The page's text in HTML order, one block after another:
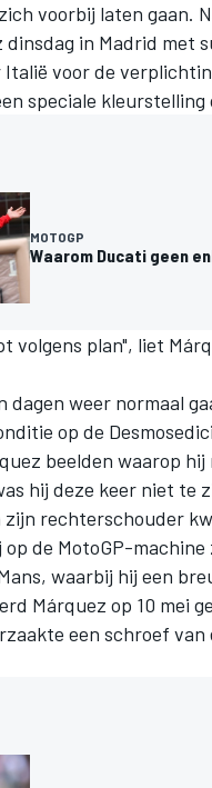
voorbij laten gaan.
in Madrid met
Italië voor de
speciale kleurstelling
MOTOGP
Waarom Ducati geen
volgens plan", liet
dagen weer normaal
op de
beelden waarop
hij deze keer niet te
rechterschouder
de MotoGP-machine
waarbij hij een
Márquez op 10 mei
een schroef